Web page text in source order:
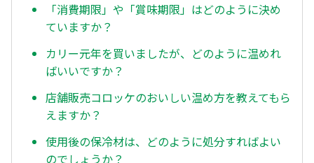
「消費期限」や「賞味期限」はどのように決め
ていますか？
カリー元年を買いましたが、どのように温めれ
ばいいですか？
店舗販売コロッケのおいしい温め方を教えてもら
えますか？
使用後の保冷材は、どのように処分すればよい
のでしょうか？